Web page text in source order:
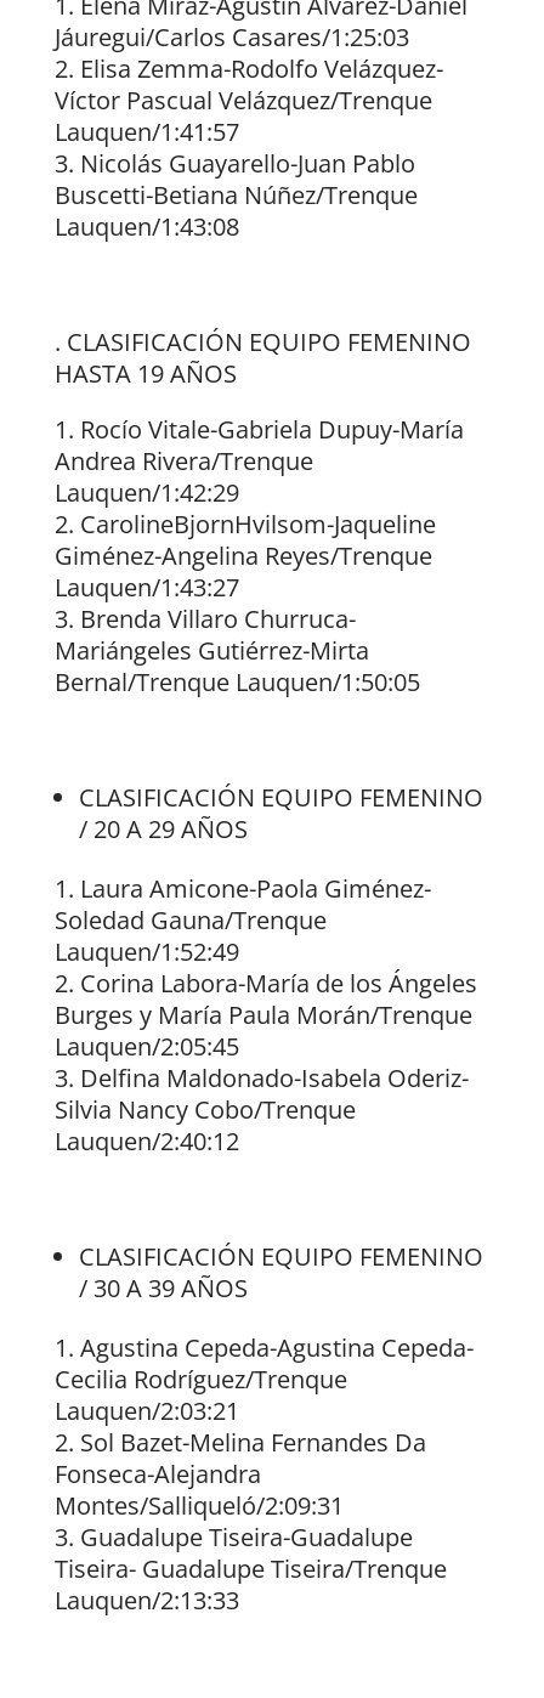
Jáuregui/Carlos Casares/1:25:03
Elisa Zemma-Rodolfo Velázquez-
Víctor Pascual Velázquez/Trenque
Lauquen/1:41:57
Nicolás Guayarello-Juan Pablo
Buscetti-Betiana Núñez/Trenque
Lauquen/1:43:08
. CLASIFICACIÓN EQUIPO FEMENINO
HASTA 19 AÑOS
Rocío Vitale-Gabriela Dupuy-María
Andrea Rivera/Trenque
Lauquen/1:42:29
CarolineBjornHvilsom-Jaqueline
Giménez-Angelina Reyes/Trenque
Lauquen/1:43:27
Brenda Villaro Churruca-
Mariángeles Gutiérrez-Mirta
Bernal/Trenque Lauquen/1:50:05
CLASIFICACIÓN EQUIPO FEMENINO
/ 20 A 29 AÑOS
Laura Amicone-Paola Giménez-
Soledad Gauna/Trenque
Lauquen/1:52:49
Corina Labora-María de los Ángeles
Burges y María Paula Morán/Trenque
Lauquen/2:05:45
Delfina Maldonado-Isabela Oderiz-
Silvia Nancy Cobo/Trenque
Lauquen/2:40:12
CLASIFICACIÓN EQUIPO FEMENINO
/ 30 A 39 AÑOS
Agustina Cepeda-Agustina Cepeda-
Cecilia Rodríguez/Trenque
Lauquen/2:03:21
Sol Bazet-Melina Fernandes Da
Fonseca-Alejandra
Montes/Salliqueló/2:09:31
Guadalupe Tiseira-Guadalupe
Tiseira- Guadalupe Tiseira/Trenque
Lauquen/2:13:33